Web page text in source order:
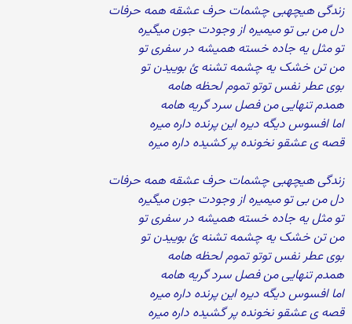
زندگی هیچهبی چشمات حرف عشقه همه حرفات
دل من بی تو میمیره از وجودت جون میگیره
تو مثل یه جاده خسته همیشه در سفری تو
من تن خشک یه چشمه تشنه ئ بوییدن تو
بوی عطر نفس توتو تموم لحظه هامه
همدم تنهایی من فصل سرد گریه هامه
اما افسوس دیگه دیره این پرنده داره میره
قصه ی عشقو نخونده پر کشیده داره میره
زندگی هیچهبی چشمات حرف عشقه همه حرفات
دل من بی تو میمیره از وجودت جون میگیره
تو مثل یه جاده خسته همیشه در سفری تو
من تن خشک یه چشمه تشنه ئ بوییدن تو
بوی عطر نفس توتو تموم لحظه هامه
همدم تنهایی من فصل سرد گریه هامه
اما افسوس دیگه دیره این پرنده داره میره
قصه ی عشقو نخونده پر گشیده داره میره